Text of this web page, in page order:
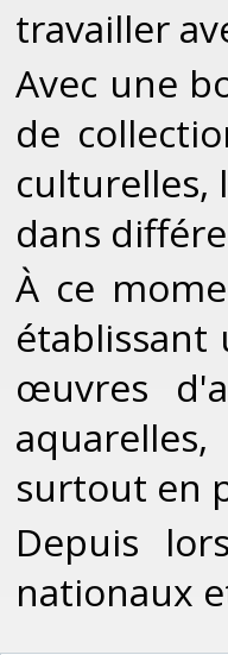
travailler
Avec une
de
culturelles,
dans
À ce
établissant
œuvres
surtout en
Depuis
nationaux